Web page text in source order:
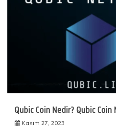
Qubic Coin Nedir? Qubic Coin
Kasım 27, 2023